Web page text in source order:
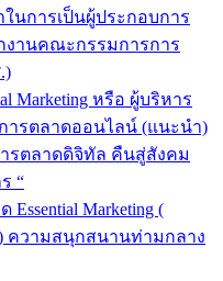
นการเป็นผู้ประกอบการ
งานคณะกรรมการการ
Marketing หรือ ผู้บริหาร
ารตลาดออนไลน์ (แนะนำ)
รตลาดดิจิทัล คืนสู่สังคม
“
Marketing (
) ความสนุกสนานท่ามกลาง